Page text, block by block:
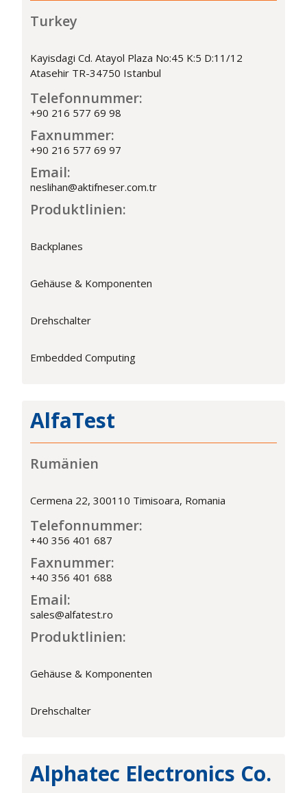
Turkey
Kayisdagi Cd. Atayol Plaza No:45 K:5 D:11/12
Atasehir TR-34750 Istanbul
Telefonnummer:
+90 216 577 69 98
Faxnummer:
+90 216 577 69 97
Email:
neslihan@aktifneser.com.tr
Produktlinien:
Backplanes
Gehäuse & Komponenten
Drehschalter
Embedded Computing
AlfaTest
Rumänien
Cermena 22, 300110 Timisoara, Romania
Telefonnummer:
+40 356 401 687
Faxnummer:
+40 356 401 688
Email:
sales@alfatest.ro
Produktlinien:
Gehäuse & Komponenten
Drehschalter
Alphatec Electronics Co.